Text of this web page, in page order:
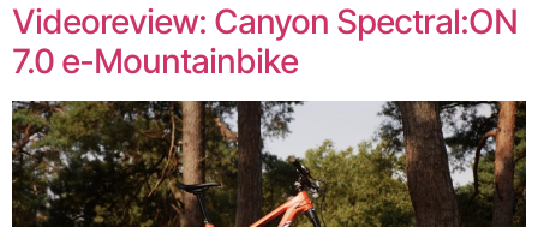
Videoreview: Canyon Spectral:ON
7.0 e-Mountainbike